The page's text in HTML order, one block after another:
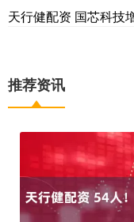
天行健配资 国芯科技
推荐资讯